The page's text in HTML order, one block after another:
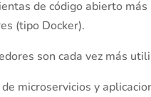
de código abierto
(tipo Docker).
son cada vez más
microservicios y